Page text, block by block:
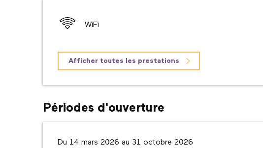
WiFi
Afficher toutes les prestations
Périodes d'ouverture
Du 14 mars 2026 au 31 octobre 2026